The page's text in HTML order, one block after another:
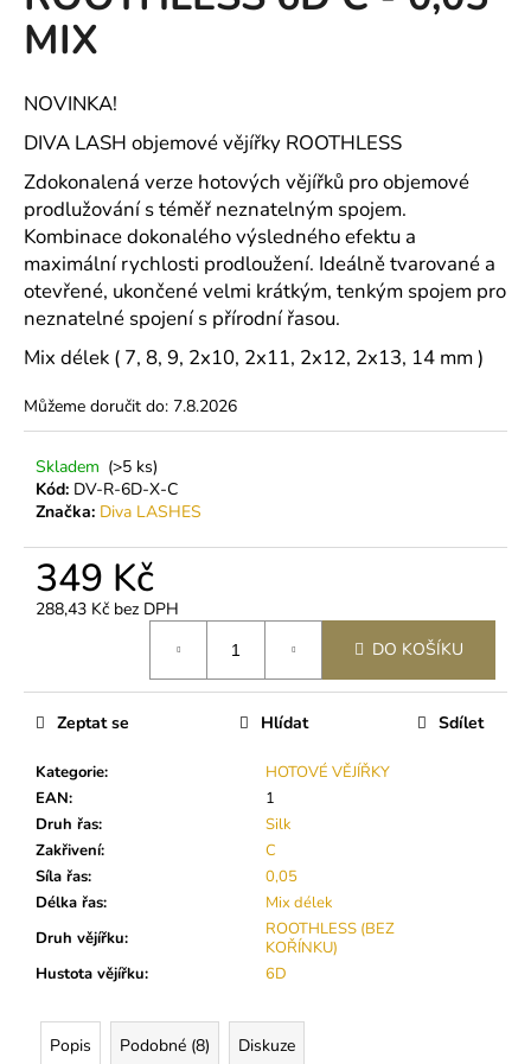
0,0
z
hvězdiček.
MIX
NOVINKA!
DIVA LASH objemové vějířky ROOTHLESS
Zdokonalená verze hotových vějířků pro objemové
prodlužování s téměř neznatelným spojem.
Kombinace dokonalého výsledného efektu a
maximální rychlosti prodloužení. Ideálně tvarované a
otevřené, ukončené velmi krátkým, tenkým spojem pro
neznatelné spojení s přírodní řasou.
Mix délek ( 7, 8, 9, 2x10, 2x11, 2x12, 2x13, 14 mm )
Můžeme doručit do: 7.8.2026
Skladem (>5 ks)
Kód: DV-R-6D-X-C
Značka: Diva LASHES
349 Kč
288,43 Kč bez DPH
DO KOŠÍKU
Kategorie:
HOTOVÉ VĚJÍŘKY
EAN:
1
Druh řas:
Silk
Zakřivení:
C
Síla řas:
0,05
Délka řas:
Mix délek
Druh vějířku:
ROOTHLESS (BEZ
KOŘÍNKU)
Hustota vějířku: 6D
Zeptat se Hlídat Sdílet
Popis Podobné (8) Diskuze
a
j
í
t
?
HLEDAT
o
p
o
u
LEPIDLO
PLUS
(5G)
350
Kč